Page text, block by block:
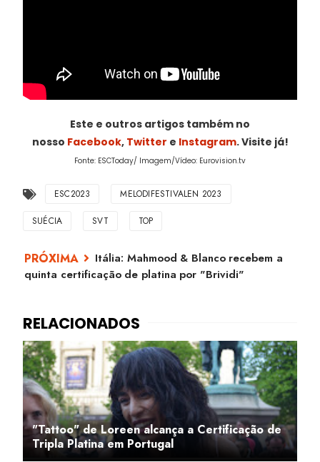
Este e outros artigos também no
nosso Facebook, Twitter e Instagram. Visite já!
Fonte: ESCToday/ Imagem/Vídeo: Eurovision.tv
ESC2023 MELODIFESTIVALEN 2023
SUÉCIA SVT TOP
Itália: Mahmood & Blanco recebem a
quinta certificação de platina por "Brividi"
"Tattoo" de Loreen alcança a Certificação de
Tripla Platina em Portugal